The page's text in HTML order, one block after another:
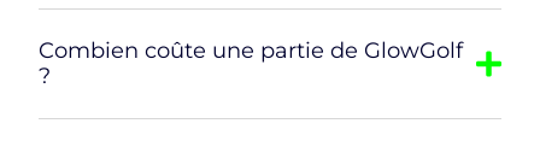
Combien coûte une partie de GlowGolf
?